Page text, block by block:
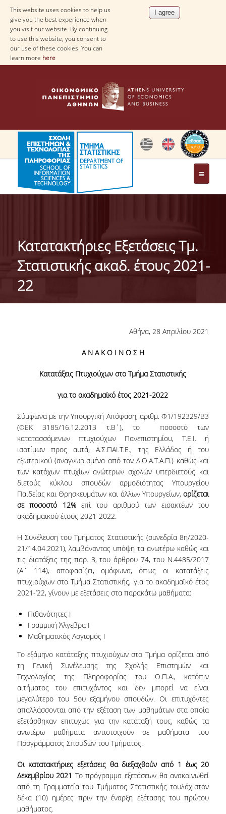
This website uses cookies to help us
give you the best experience when
you visit our website. By continuing
to use this website, you consent to
our use of these cookies. You can
learn more here
THE DEPARTMENT
ADMINISTRATION
DEPARTMENT'S ASSEMBLY
ACTIONS
LABS
LABORATORY OF APPLIED STATISTICS,
PROBABILITY AND DATA ANALYSIS
LABORATORY OF STATISTICAL
METHODOLOGY
COMPUTATIONAL AND BAYESIAN STATISTICS
LABORATORY
STOCHASTIC MODELLING AND
COUNSELING
SOCIAL MEDIA
ACCESS
EVENT CALENDAR
ANTONIADOU LAB CALENDAR
SCHOOL OF INFORMATION SCIENCES AND
TECHNOLOGY
FACULTY
RESIDENT FACULTY MEMBERS
SPECIAL TEACHING LABORATORIAL STAFF
SPECIAL TECHNICAL LABORATORIAL STAFF
ADMINISTRATIVE STAFF
Κατατακτήριες Εξετάσεις Τμ.
Στατιστικής ακαδ. έτους 2021-
22
Αθήνα, 28 Απριλίου 2021
Α Ν Α Κ Ο Ι Ν Ω Σ Η
Κατατάξεις Πτυχιούχων στο Τμήμα Στατιστικής
για το ακαδημαϊκό έτος 2021-2022
Σύμφωνα με την Υπουργική Απόφαση, αριθμ. Φ1/192329/Β3
(ΦΕΚ 3185/16.12.2013 τ.Β΄), το ποσοστό των
κατατασσόμενων πτυχιούχων Πανεπιστημίου, Τ.Ε.Ι. ή
ισοτίμων προς αυτά, Α.Σ.ΠΑΙ.Τ.Ε., της Ελλάδος ή του
εξωτερικού (αναγνωρισμένα από τον Δ.Ο.Α.Τ.Α.Π.) καθώς και
των κατόχων πτυχίων ανώτερων σχολών υπερδιετούς και
διετούς κύκλου σπουδών αρμοδιότητας Υπουργείου
Παιδείας και Θρησκευμάτων και άλλων Υπουργείων,ορίζεται
σε ποσοστό 12%επί του αριθμού των εισακτέων του
ακαδημαϊκού έτους 2021-2022.
Η Συνέλευση του Τμήματος Στατιστικής (συνεδρία 8η/2020-
21/14.04.2021), λαμβάνοντας υπόψη τα ανωτέρω καθώς και
τις διατάξεις της παρ. 3, του άρθρου 74, του Ν.4485/2017
(Α΄ 114), αποφασίζει, ομόφωνα, όπως οι κατατάξεις
πτυχιούχων στο Τμήμα Στατιστικής, για το ακαδημαϊκό έτος
2021-’22, γίνουν με εξετάσεις στα παρακάτω μαθήματα:
Πιθανότητες I
Γραμμική Άλγεβρα Ι
Μαθηματικός Λογισμός Ι
Το εξάμηνο κατάταξης πτυχιούχων στο Τμήμα ορίζεται από
τη Γενική Συνέλευσης της Σχολής Επιστημών και
Τεχνολογίας της Πληροφορίας του Ο.Π.Α., κατόπιν
αιτήματος του επιτυχόντος και δεν μπορεί να είναι
μεγαλύτερο του 5ουεξαμήνου σπουδών. Οι επιτυχόντες
απαλλάσσονται από την εξέταση των μαθημάτων στα οποία
εξετάσθηκαν επιτυχώς για την κατάταξή τους, καθώς τα
ανωτέρω μαθήματα αντιστοιχούν σε μαθήματα του
Προγράμματος Σπουδών του Τμήματος.
Οι κατατακτήριες εξετάσεις θα διεξαχθούν από 1 έως 20
Δεκεμβρίου 2021 Το πρόγραμμα εξετάσεων θα ανακοινωθεί
από τη Γραμματεία του Τμήματος Στατιστικής τουλάχιστον
δέκα (10) ημέρες πριν την έναρξη εξέτασης του πρώτου
μαθήματος.